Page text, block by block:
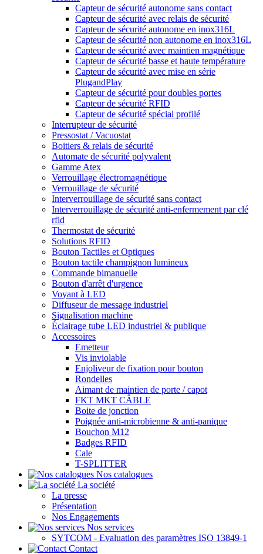
Capteur de sécurité autonome sans contact
Capteur de sécurité avec relais de sécurité
Capteur de sécurité autonome en inox316L
Capteur de sécurité non autonome en inox316L
Capteur de sécurité avec maintien magnétique
Capteur de sécurité basse et haute température
Capteur de sécurité avec mise en série
PlugandPlay
Capteur de sécurité pour doubles portes
Capteur de sécurité RFID
Capteur de sécurité spécial profilé
Interrupteur de sécurité
Pressostat / Vacuostat
Boitiers & relais de sécurité
Automate de sécurité polyvalent
Gamme Atex
Verrouillage électromagnétique
Verrouillage de sécurité
Interverrouillage de sécurité sans contact
Interverrouillage de sécurité anti-enfermement par clé
rfid
Thermostat de sécurité
Solutions RFID
Bouton Tactiles et Optiques
Bouton tactile champignon lumineux
Commande bimanuelle
Bouton d'arrêt d'urgence
Voyant à LED
Diffuseur de message industriel
Signalisation machine
Éclairage tube LED industriel & publique
Accessoires
Emetteur
Vis inviolable
Enjoliveur de fixation pour bouton
Rondelles
Aimant de maintien de porte / capot
FKT MKT CÂBLE
Boite de jonction
Poignée anti-microbienne & anti-panique
Bouchon M12
Badges RFID
Cale
T-SPLITTER
Nos catalogues
La société
La presse
Présentation
Nos Engagements
Nos services
SYTCOM - Evaluation des paramètres ISO 13849-1
Contact